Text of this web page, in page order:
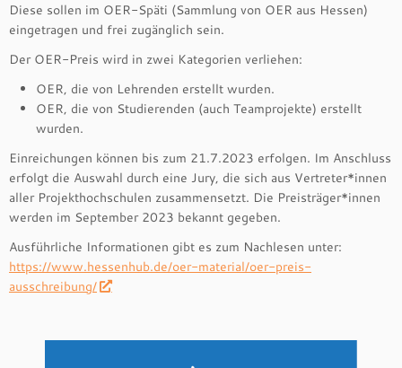
Diese sollen im OER-Späti (Sammlung von OER aus Hessen)
eingetragen und frei zugänglich sein.
Der OER-Preis wird in zwei Kategorien verliehen:
OER, die von Lehrenden erstellt wurden.
OER, die von Studierenden (auch Teamprojekte) erstellt
wurden.
Einreichungen können bis zum 21.7.2023 erfolgen. Im Anschluss
erfolgt die Auswahl durch eine Jury, die sich aus Vertreter*innen
aller Projekthochschulen zusammensetzt. Die Preisträger*innen
werden im September 2023 bekannt gegeben.
Ausführliche Informationen gibt es zum Nachlesen unter:
https://www.hessenhub.de/oer-material/oer-preis-
ausschreibung/